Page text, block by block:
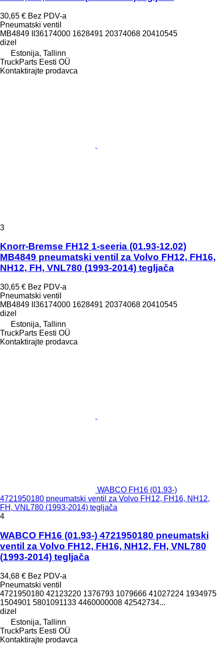
30,65 € Bez PDV-a
Pneumatski ventil
MB4849 II36174000 1628491 20374068 20410545
dizel
Estonija, Tallinn
TruckParts Eesti OÜ
Kontaktirajte prodavca
3
Knorr-Bremse FH12 1-seeria (01.93-12.02)
MB4849 pneumatski ventil za Volvo FH12, FH16,
NH12, FH, VNL780 (1993-2014) tegljača
30,65 € Bez PDV-a
Pneumatski ventil
MB4849 II36174000 1628491 20374068 20410545
dizel
Estonija, Tallinn
TruckParts Eesti OÜ
Kontaktirajte prodavca
WABCO FH16 (01.93-)
4721950180 pneumatski ventil za Volvo FH12, FH16, NH12,
FH, VNL780 (1993-2014) tegljača
4
WABCO FH16 (01.93-) 4721950180 pneumatski
ventil za Volvo FH12, FH16, NH12, FH, VNL780
(1993-2014) tegljača
34,68 € Bez PDV-a
Pneumatski ventil
4721950180 42123220 1376793 1079666 41027224 1934975
1504901 5801091133 4460000008 42542734...
dizel
Estonija, Tallinn
TruckParts Eesti OÜ
Kontaktirajte prodavca